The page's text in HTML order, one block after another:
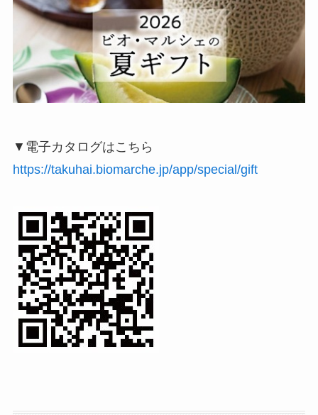
▼電子カタログはこちら
https://takuhai.biomarche.jp/app/special/gift